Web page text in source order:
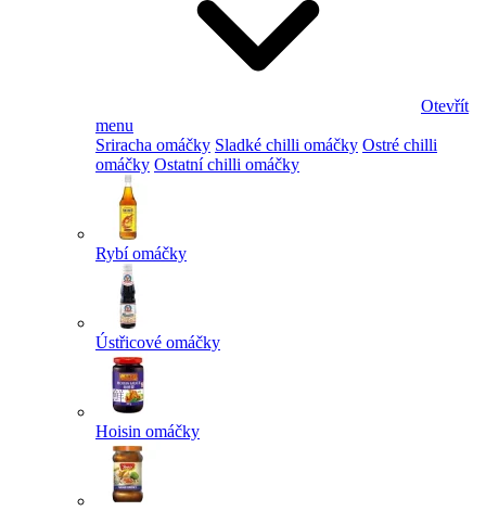
Otevřít
menu
Sriracha omáčky Sladké chilli omáčky Ostré chilli
omáčky Ostatní chilli omáčky
Rybí omáčky
Ústřicové omáčky
Hoisin omáčky